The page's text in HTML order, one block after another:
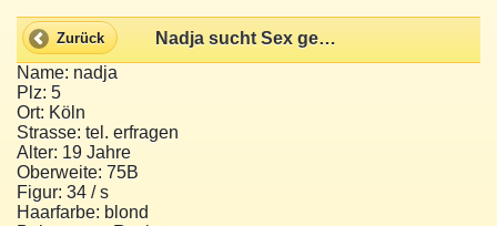
Zurück
Nadja sucht Sex gegen Tg
Name: nadja
Plz: 5
Ort: Köln
Strasse: tel. erfragen
Alter: 19 Jahre
Oberweite: 75B
Figur: 34 / s
Haarfarbe: blond